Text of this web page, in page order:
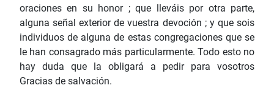
oraciones en su honor ; que lleváis por otra parte,
alguna señal exterior de vuestra devoción ; y que sois
individuos de alguna de estas congregaciones que se
le han consagrado más particularmente. Todo esto no
hay duda que la obligará a pedir para vosotros
Gracias de salvación.